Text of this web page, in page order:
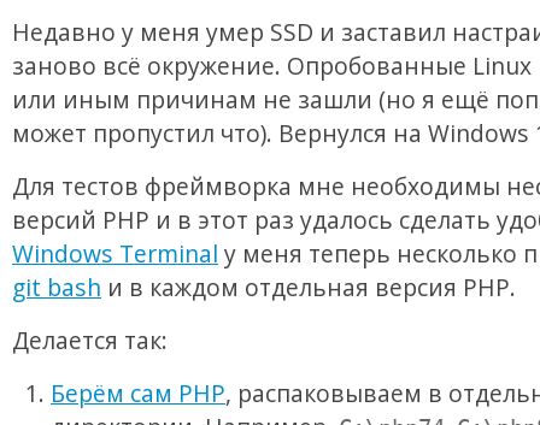
Недавно у меня умер SSD и заставил
заново всё окружение. Опробованные Linux
или иным причинам не зашли (но я ещё
может пропустил что). Вернулся на Windows
Для тестов фреймворка мне необходимы
версий PHP и в этот раз удалось сделать
Windows Terminal у меня теперь несколько
git bash и в каждом отдельная версия PHP.
Делается так:
Берём сам PHP, распаковываем в